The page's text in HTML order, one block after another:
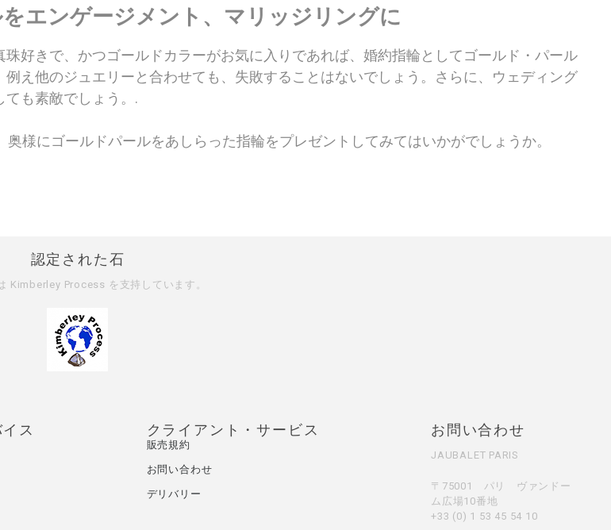
エンゲージメント、マリッジリングに
珠好きで、かつゴールドカラーがお気に入りであれば、婚約指輪としてゴールド・パール
例え他のジュエリーと合わせても、失敗することはないでしょう。さらに、ウェディング
ても素敵でしょう。.
奥様にゴールドパールをあしらった指輪をプレゼントしてみてはいかがでしょうか。
認定された石
Kimberley Process を支持しています。
ス クライアント・サービス
販売規約
お問い合わせ
デリバリー
お問い合わせ
JAUBALET PARIS
〒75001 パリ ヴァンドー
ム広場10番地
+33 (0) 1 53 45 54 10